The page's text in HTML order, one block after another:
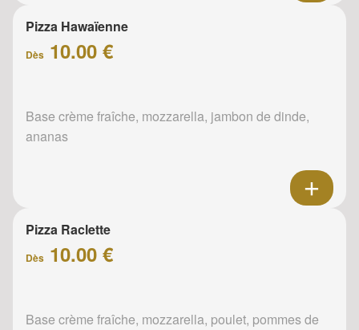
Pizza Hawaïenne
Dès 10.00 €
Base crème fraîche, mozzarella, jambon de dinde,
ananas
Pizza Raclette
Dès 10.00 €
Base crème fraîche, mozzarella, poulet, pommes de